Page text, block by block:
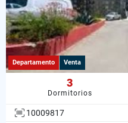
Departamento Venta
3
Dormitorios
10009817